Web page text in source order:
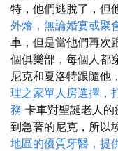
特，他們逃脫了，但
外燴，無論婚宴或聚
車，但是當他們再次
個俱樂部，每個人都
尼克和夏洛特跟隨他
理之家單人房選擇，
務 卡車對聖誕老人
到急著的尼克，所以
地區的優質牙醫，提